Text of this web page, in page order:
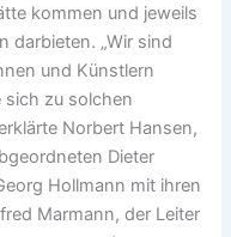
kommen und jeweils
darbieten. „Wir sind
und Künstlern
zu solchen
Norbert Hansen,
Dieter
Hollmann mit ihren
Marmann, der Leiter